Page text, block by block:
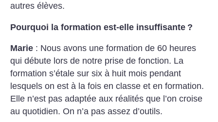
autres élèves.
Pourquoi la formation est-elle insuffisante ?
Marie : Nous avons une formation de 60 heures
qui débute lors de notre prise de fonction. La
formation s’étale sur six à huit mois pendant
lesquels on est à la fois en classe et en formation.
Elle n’est pas adaptée aux réalités que l’on croise
au quotidien. On n’a pas assez d’outils.